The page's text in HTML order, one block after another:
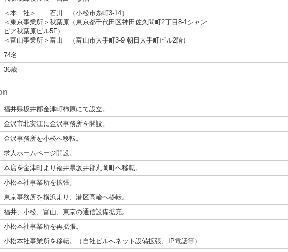
＜本 社＞ 石川 （小松市糸町3-14）
＜東京事業所＞秋葉原（東京都千代田区神田佐久間町2丁目8-1シャン
ピア秋葉原ビル5F）
＜富山事業所＞富山 （富山市大手町3-9 朝日大手町ビル2階）
74名
36歳
福井県坂井郡金津町柿原にて設立。
金沢市北安江に金沢事務所を開設。
金沢事務所を小松へ移転。
求人ホームページ開設。
本店を金津町より福井県坂井郡丸岡町へ移転。
小松本社事業所を拡張。
東京事務所を横浜より、港区高輪へ移転。
福井、小松、富山、東京の通信設備拡充。
小松本社事業所を再拡張。
小松本社事業所を移転。（自社ビルへネット設備拡張、IP電話等）